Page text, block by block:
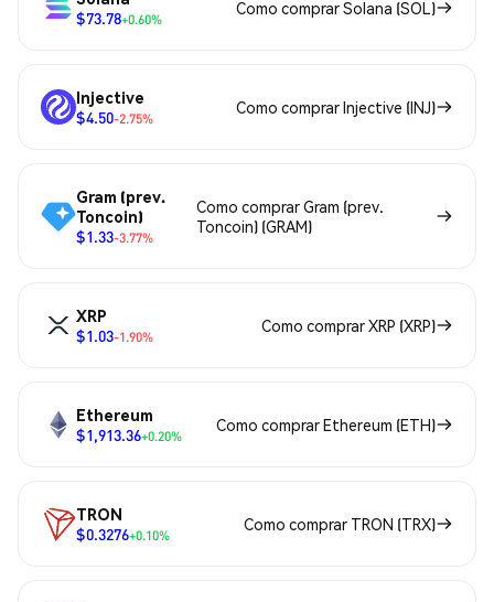
$73.78+0.60%
Como comprar Solana (SOL)
Injective
$4.50-2.75%
Como comprar Injective (INJ)
Gram (prev.
Toncoin)
$1.33-3.77%
Como comprar Gram (prev.
Toncoin) (GRAM)
XRP
$1.03-1.90%
Como comprar XRP (XRP)
Ethereum
$1,913.36+0.20%
Como comprar Ethereum (ETH)
TRON
$0.3276+0.10%
Como comprar TRON (TRX)